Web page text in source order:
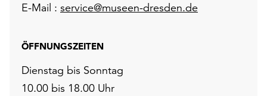
E-Mail : service@museen-dresden.de
ÖFFNUNGSZEITEN
Dienstag bis Sonntag
10.00 bis 18.00 Uhr